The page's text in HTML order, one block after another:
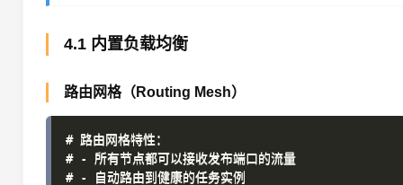
4.1 内置负载均衡
路由网格（Routing Mesh）
# 路由网格特性：
# - 所有节点都可以接收发布端口的流量
# - 自动路由到健康的任务实例